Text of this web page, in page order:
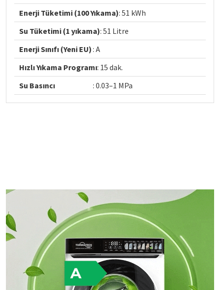
Enerji Tüketimi (100 Yıkama): 51 kWh
Su Tüketimi (1 yıkama): 51 Litre
Enerji Sınıfı (Yeni EU): A
Hızlı Yıkama Programı: 15 dak.
Su Basıncı
: 0.03–1 MPa